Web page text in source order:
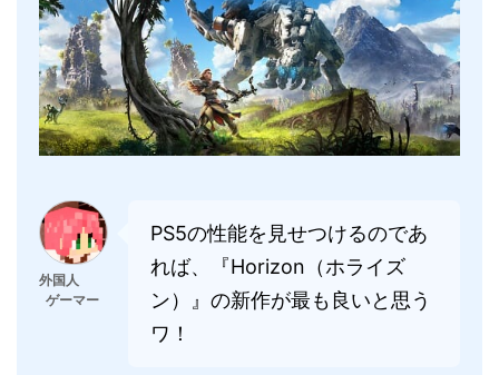
外国人
ゲーマー
PS5の性能を見せつけるのであ
れば、『Horizon（ホライズ
ン）』の新作が最も良いと思う
ワ！